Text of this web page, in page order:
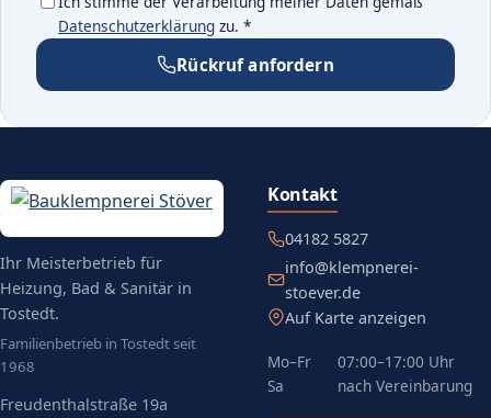
Datenschutzerklärung(öffnet in neuem Tab)
zu. *
Rückruf anfordern
Ihr Meisterbetrieb für
Heizung, Bad & Sanitär in
Tostedt.
Familienbetrieb in Tostedt seit
1968
Freudenthalstraße 19a
Kontakt
04182 5827
info@klempnerei-
stoever.de
Auf Karte anzeigen
(öffnet in neuem Tab)
Mo–Fr
07:00–17:00 Uhr
Sa
nach Vereinbarung